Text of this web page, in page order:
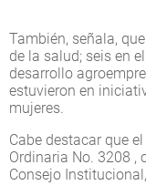
También, señala,
de la salud; seis en
desarrollo
estuvieron en
mujeres.
Cabe destacar que
Ordinaria No. 3208 ,
Consejo